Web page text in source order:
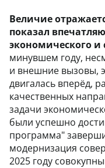
Величие
показал
экономического и
минувшем году,
и внешние вызовы,
двигалась вперёд,
качественных
задачи
были успешно
программа"
модернизация
2025 году